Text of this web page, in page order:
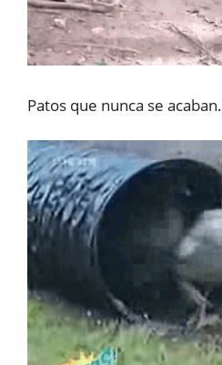
Patos que nunca se acaban.